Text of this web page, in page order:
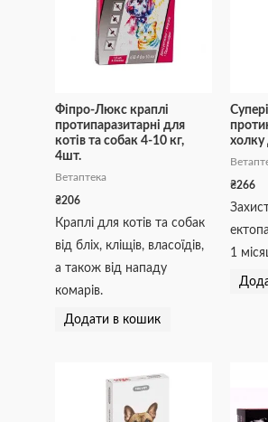
Фіпро-Люкс краплі
протипаразитарні для
котів та собак 4-10 кг,
4шт.
Ветаптека
₴206
Краплі для котів та собак
від бліх, кліщів, власоїдів,
а також від нападу
комарів.
Додати в кошик
холку
₴266
1